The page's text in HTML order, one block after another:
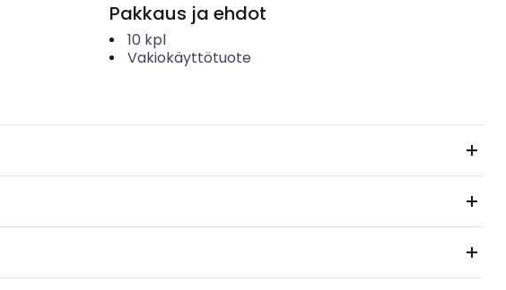
Pakkaus ja ehdot
10 kpl
Vakiokäyttötuote